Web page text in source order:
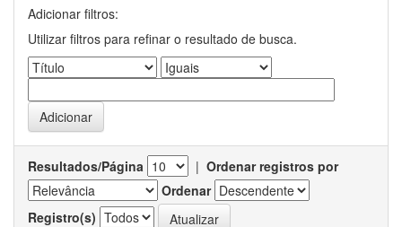
Adicionar filtros:
Utilizar filtros para refinar o resultado de busca.
Resultados/Página | Ordenar registros por
Ordenar
Registro(s)